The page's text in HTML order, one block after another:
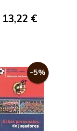
13,22 €
-5%